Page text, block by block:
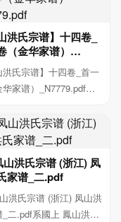
洪氏宗谱】十四卷_
（金华家谱）
洪氏宗谱】十四卷_首一
家谱）_N7779.pdf圆
山洪氏宗谱 (浙江) 凤
家谱_二.pdf
洪氏宗谱 (浙江) 凤山洪
_二.pdf系國上 鳳山洪氏